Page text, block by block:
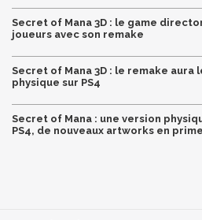
Secret of Mana 3D : le game
joueurs avec son remake
Secret of Mana 3D : le remake aura
physique sur PS4
Secret of Mana : une version
PS4, de nouveaux artworks en prime